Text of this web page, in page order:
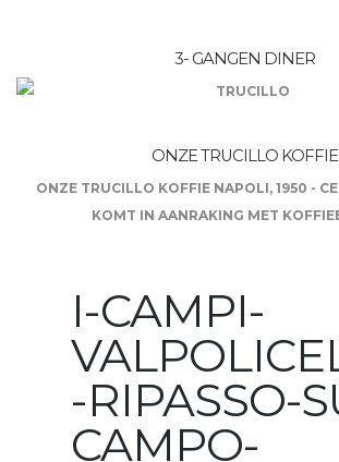
3- GANGEN DINER
ONZE TRUCILLO KOFFIE
ONZE TRUCILLO KOFFIE NAPOLI, 1950 -
KOMT IN AANRAKING MET
I-CAMPI-
-RIPASSO-
CAMPO-